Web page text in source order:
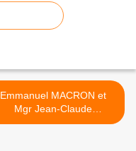
Emmanuel MACRON et
Mgr Jean-Claude
DESCUBES invités des